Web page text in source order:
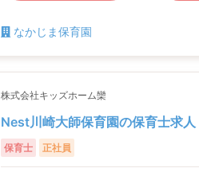
なかじま保育園
株式会社キッズホーム欒
Nest川崎大師保育園の保育士求人
保育士 正社員